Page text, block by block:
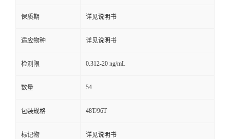
保质期 详见说明书
适应物种 详见说明书
检测限 0.312-20 ng/mL
数量 54
包装规格 48T/96T
标记物 详见说明书